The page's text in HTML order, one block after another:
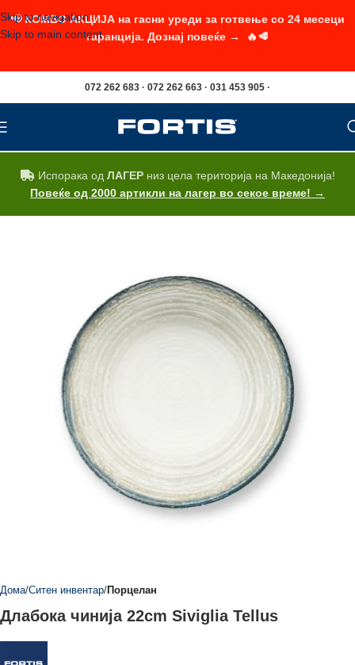
Skip to navigation
Skip to main content
072 262 683 · 072 262 663 · 031 453 905 ·
Испорака од ЛАГЕРниз цела територија на Македонија!
Повеќе од 2000 артикли на лагер во секое време! →
Дома Ситен инвентар Порцелан
Длабока чинија 22cm Siviglia Tellus
📢 КОМБО АКЦИЈА на гасни уреди за готвење со 24 месеци
гаранција. Дознај повеќе → 🔥🥩